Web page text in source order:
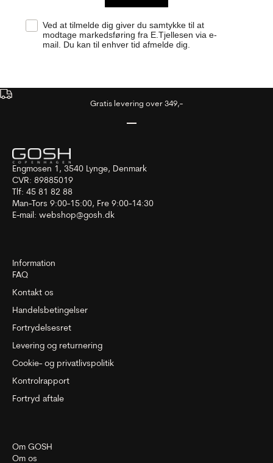
Samtykke
Ved at tilmelde dig giver du samtykke til at
modtage markedsføring fra E.Tjellesen via e-
mail. Du kan til enhver tid afmelde dig.
Gratis levering over 349,-
Engmosen 1, 3540 Lynge, Denmark
CVR: 89885019
Tlf: 45 81 82 88
Man-Tors 9:00-15:00, Fre 9:00-14:30
E-mail: webshop@gosh.dk
Information
FAQ
Kontakt os
Handelsbetingelser
Fortrydelsesret
Levering og returnering
Cookie- og privatlivspolitik
Kontrolrapport
Fortryd aftale
Om GOSH
Om os